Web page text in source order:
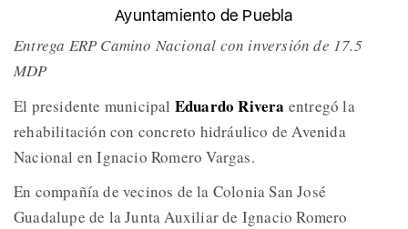
Ayuntamiento de Puebla
Entrega ERP Camino Nacional con inversión de 17.5
MDP
El presidente municipal Eduardo Rivera entregó la
rehabilitación con concreto hidráulico de Avenida
Nacional en Ignacio Romero Vargas.
En compañía de vecinos de la Colonia San José
Guadalupe de la Junta Auxiliar de Ignacio Romero